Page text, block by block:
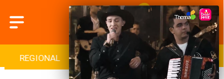
INTERNACIONAL DEPORTES CULTURA